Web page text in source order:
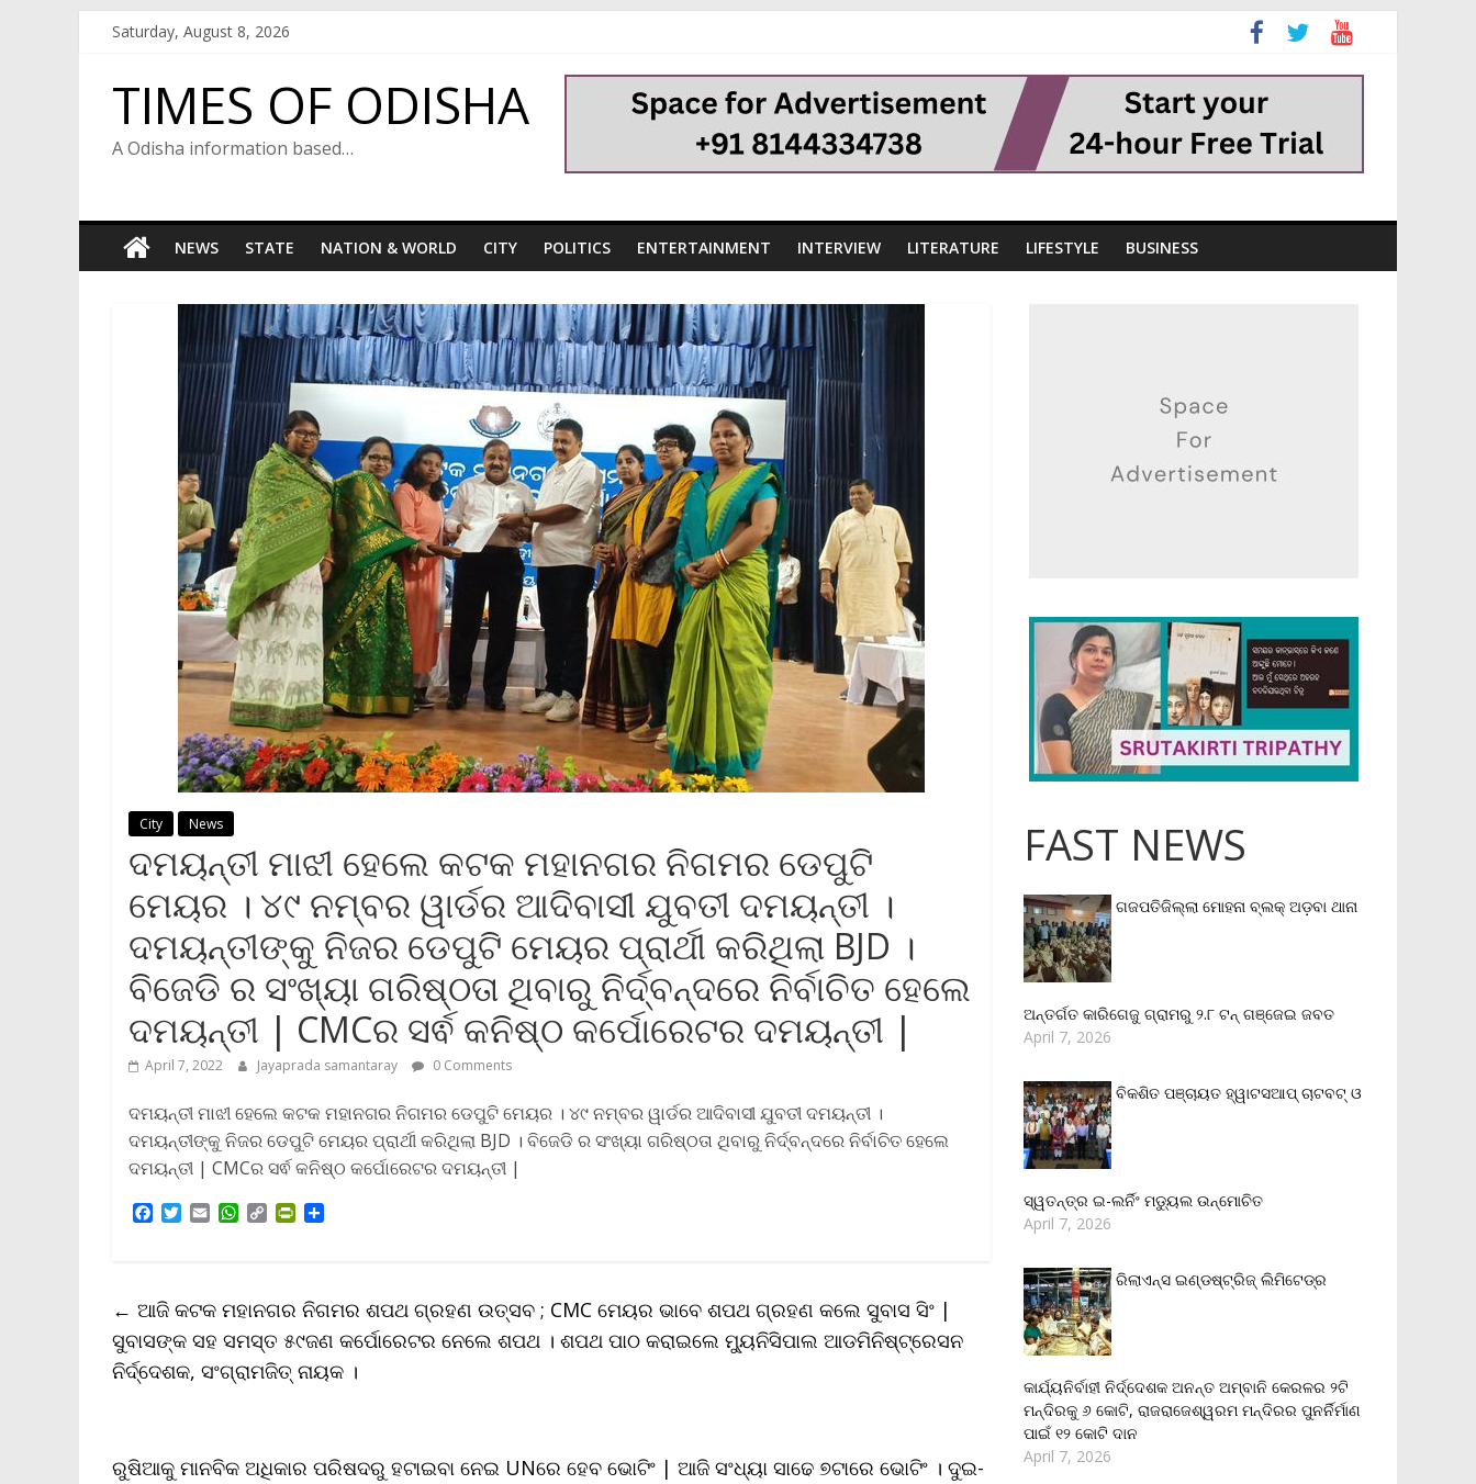
Saturday, August 8, 2026
TIMES OF ODISHA
A Odisha information based…
NEWS STATE NATION & WORLD CITY POLITICS ENTERTAINMENT INTERVIEW LITERATURE LIFESTYLE BUSINESS
City News
ଦମୟନ୍ତୀ ମାଝୀ ହେଲେ କଟକ ମହାନଗର ନିଗମର ଡେପୁଟି
ମେୟର । ୪୯ ନମ୍ବର ୱାର୍ଡର ଆଦିବାସୀ ଯୁବତୀ ଦମୟନ୍ତୀ ।
ଦମୟନ୍ତୀଙ୍କୁ ନିଜର ଡେପୁଟି ମେୟର ପ୍ରାର୍ଥୀ କରିଥିଲା BJD ।
ବିଜେଡି ର ସଂଖ୍ୟା ଗରିଷ୍ଠତା ଥିବାରୁ ନିର୍ଦ୍ବନ୍ଦରେ ନିର୍ବାଚିତ ହେଲେ
ଦମୟନ୍ତୀ | CMCର ସର୍ଵ କନିଷ୍ଠ କର୍ପୋରେଟର ଦମୟନ୍ତୀ |
April 7, 2022 Jayaprada samantaray 0 Comments
ଦମୟନ୍ତୀ ମାଝୀ ହେଲେ କଟକ ମହାନଗର ନିଗମର ଡେପୁଟି ମେୟର । ୪୯ ନମ୍ବର ୱାର୍ଡର ଆଦିବାସୀ ଯୁବତୀ ଦମୟନ୍ତୀ ।
ଦମୟନ୍ତୀଙ୍କୁ ନିଜର ଡେପୁଟି ମେୟର ପ୍ରାର୍ଥୀ କରିଥିଲା BJD । ବିଜେଡି ର ସଂଖ୍ୟା ଗରିଷ୍ଠତା ଥିବାରୁ ନିର୍ଦ୍ବନ୍ଦରେ ନିର୍ବାଚିତ ହେଲେ
ଦମୟନ୍ତୀ | CMCର ସର୍ଵ କନିଷ୍ଠ କର୍ପୋରେଟର ଦମୟନ୍ତୀ |
o
o
k
T
e
r
E
W
A
p
p
C
i
n
k
P
F
r
i
e
← ଆଜି କଟକ ମହାନଗର ନିଗମର ଶପଥ ଗ୍ରହଣ ଉତ୍ସବ ; CMC ମେୟର ଭାବେ ଶପଥ ଗ୍ରହଣ କଲେ ସୁବାସ ସିଂ |
ସୁବାସଙ୍କ ସହ ସମସ୍ତ ୫୯ଜଣ କର୍ପୋରେଟର ନେଲେ ଶପଥ । ଶପଥ ପାଠ କରାଇଲେ ମ୍ୟୁନିସିପାଲ ଆଡମିନିଷ୍ଟ୍ରେସନ
ନିର୍ଦ୍ଦେଶକ, ସଂଗ୍ରାମଜିତ୍ ନାୟକ ।
ରୁଷିଆକୁ ମାନବିକ ଅଧିକାର ପରିଷଦରୁ ହଟାଇବା ନେଇ UNରେ ହେବ ଭୋଟିଂ | ଆଜି ସଂଧ୍ୟା ସାଢେ ୭ଟାରେ ଭୋଟିଂ । ଦୁଇ-
FAST NEWS
ଗଜପତିଜିଲ୍ଲା ମୋହନା ବ୍ଲକ୍‌ ଅଡ଼ବା ଥାନା
ଅନ୍ତର୍ଗତ କାରିଗେଜୁ ଗ୍ରାମରୁ ୨.୮ ଟନ୍ ଗଞ୍ଜେଇ ଜବତ
April 7, 2026
ବିକଶିତ ପଞ୍ଚାୟତ ହ୍ୱାଟସଆପ୍ ଚାଟବଟ୍ ଓ
ସ୍ୱତନ୍ତ୍ର ଇ-ଲର୍ନିଂ ମଡ୍ୟୁଲ ଉନ୍ମୋଚିତ
April 7, 2026
ରିଲାଏନ୍‌ସ ଇଣ୍ଡଷ୍ଟ୍ରିଜ୍ ଲିମିଟେଡ୍‌ର
କାର୍ଯ୍ୟନିର୍ବାହୀ ନିର୍ଦ୍ଦେଶକ ଅନନ୍ତ ଅମ୍ବାନି କେରଳର ୨ଟି
ମନ୍ଦିରକୁ ୬ କୋଟି, ରାଜରାଜେଶ୍ୱରମ ମନ୍ଦିରର ପୁନର୍ନିର୍ମାଣ
ପାଇଁ ୧୨ କୋଟି ଦାନ
April 7, 2026